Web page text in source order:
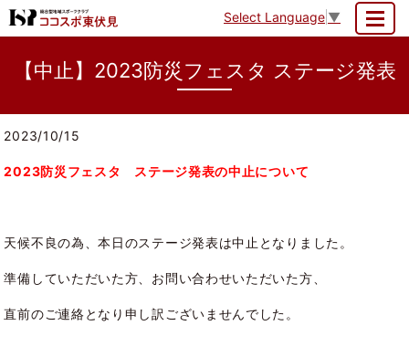
Select Language ▼
【中止】2023防災フェスタ ステージ発表
2023/10/15
2023防災フェスタ ステージ発表の中止について
天候不良の為、本日のステージ発表は中止となりました。
準備していただいた方、お問い合わせいただいた方、
直前のご連絡となり申し訳ございませんでした。